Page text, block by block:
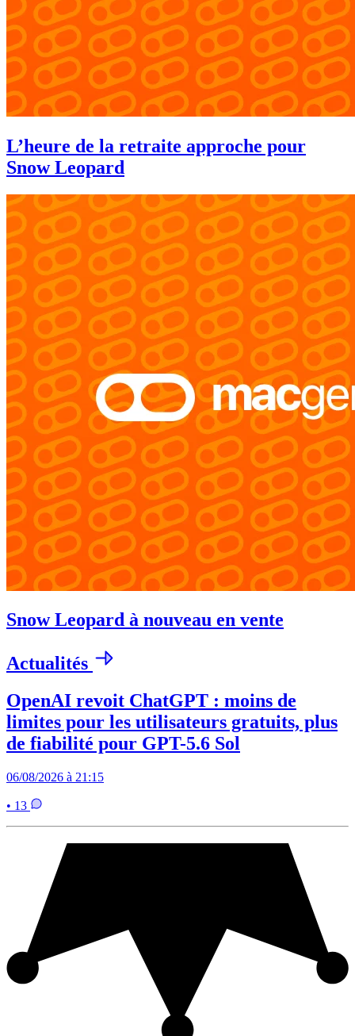
L’heure de la retraite approche pour
Snow Leopard
Snow Leopard à nouveau en vente
Actualités
OpenAI revoit ChatGPT : moins de
limites pour les utilisateurs gratuits, plus
de fiabilité pour GPT-5.6 Sol
06/08/2026 à 21:15
• 13